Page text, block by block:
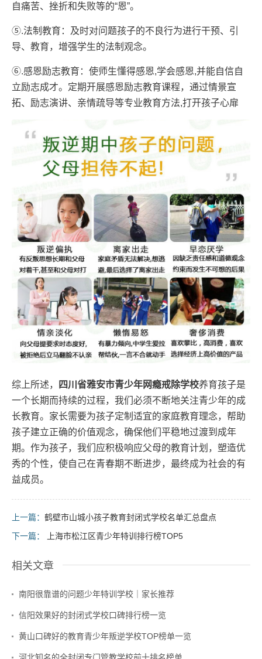
自痛苦、挫折和失败等的“恩”。
⑤.法制教育：及时对问题孩子的不良行为进行干预、引
导、教育，增强学生的法制观念。
⑥.感恩励志教育：使师生懂得感恩,学会感恩,并能自信自
立励志成才。定期开展感恩励志教育课程，通过情景宣
拓、励志演讲、亲情疏导等专业教育方法,打开孩子心扉
综上所述， 四川省雅安市青少年网瘾戒除学校养育孩子是
一个长期而持续的过程，我们必须不断地关注青少年的成
长教育。家长需要为孩子定制适宜的家庭教育理念，帮助
孩子建立正确的价值观念，确保他们平稳地过渡到成年
期。作为孩子，我们应积极响应父母的教育计划，塑造优
秀的个性，使自己在青春期不断进步，最终成为社会的有
益成员。
上一篇： 鹤壁市山城小孩子教育封闭式学校名单汇总盘点
下一篇：
上海市松江区青少年特训排行榜TOP5
相关文章
南阳很靠谱的问题少年特训学校｜家长推荐
信阳效果好的封闭式学校口碑排行榜一览
黄山口碑好的教育青少年叛逆学校TOP榜单一览
河北知名的全封闭专门管教学校前十排名榜单